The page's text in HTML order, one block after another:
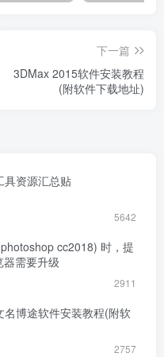
下一篇
​3DMax 2015软件安装教程
(附软件下载地址)
具资源汇总贴
5642
cc2018) 时，提
需要升级
2911
博途软件安装教程(附软
2757